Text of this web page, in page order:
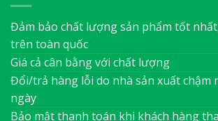
Đảm bảo chất lượng sản phẩm tốt
trên toàn quốc
Giá cả cân bằng với chất lượng
Đổi/trả hàng lỗi do nhà sản xuất chậm
ngày
Bảo mật thanh toán khi khách hàng